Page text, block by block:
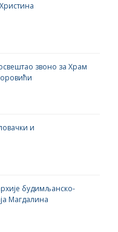
звоно за Храм
и
будимљанско-
Магдалина